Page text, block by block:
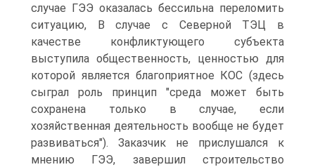
случае ГЭЭ оказалась бессильна переломить
ситуацию, В случае с Северной ТЭЦ в
качестве конфликтующего субъекта
выступила общественность, ценностью для
которой является благоприятное КОС (здесь
сыграл роль принцип "среда может быть
сохранена только в случае, если
хозяйственная деятельность вообще не будет
развиваться"). Заказчик не прислушался к
мнению ГЭЭ, завершил строительство